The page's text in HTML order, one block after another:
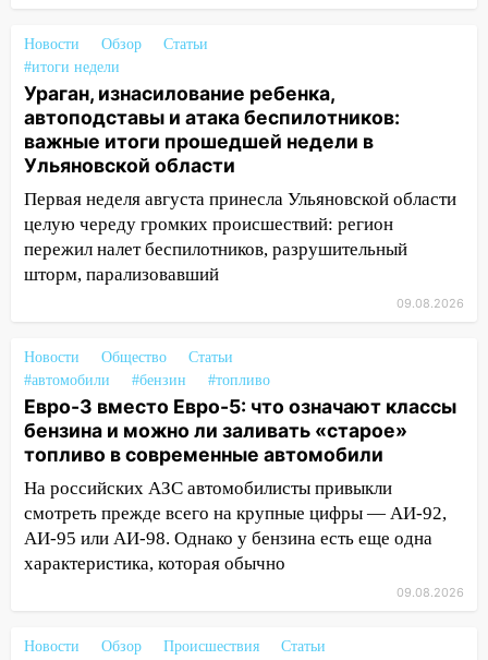
пытаются расчистить ливнёвки, не
дождавшись коммунальщиков
14:16 Шторм продолжает ломать город:
на улице Любови Шевцовой рухнул
светофор
14:14 Студента из Ульяновска обманули
мошенники под видом преподавателя
14:12
Куда жаловаться ульяновцам на
упавшее дерево или затопленную улицу
13:59
В Новом городе ураганным
ветром сорвало опалубку со
строящегося дома
13:54 В мэрии Ульяновска рассказали,
как устраняют последствия мощного
шторма
13:49 Стихия продолжает крушить
Ульяновск: дерево рухнуло на дом на
Орджоникидзе
ветром вырвало дерево с корнем
Новости Обзор
Статьи
#итоги недели
Ураган, изнасилование ребенка,
автоподставы и атака беспилотников:
важные итоги прошедшей недели в
Ульяновской области
Первая неделя августа принесла Ульяновской области
целую череду громких происшествий: регион
пережил налет беспилотников, разрушительный
шторм, парализовавший
09.08.2026
Новости Общество
Статьи
#автомобили
#бензин #топливо
Евро-3 вместо Евро-5: что означают классы
бензина и можно ли заливать «старое»
топливо в современные автомобили
На российских АЗС автомобилисты привыкли
смотреть прежде всего на крупные цифры — АИ-92,
АИ-95 или АИ-98. Однако у бензина есть еще одна
характеристика, которая обычно
09.08.2026
Новости Обзор Происшествия
Статьи